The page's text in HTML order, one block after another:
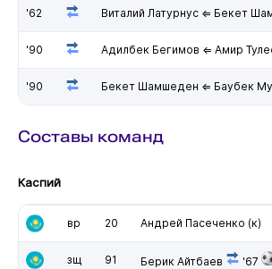
'62 Виталий Латурнус ⇐ Бекет
'90 Адилбек Бегимов ⇐ Амир
'90 Бекет Шамшеден ⇐ Баубек
Составы команд
Каспий
вр 20 Андрей Пасеченко (к)
зщ 91 Берик Айтбаев '67